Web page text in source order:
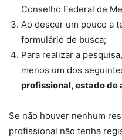
Conselho Federal de
Ao descer um pouco a
formulário de busca;
Para realizar a
menos um dos
profissional, estado de
Se não houver nenhum
profissional não tenha